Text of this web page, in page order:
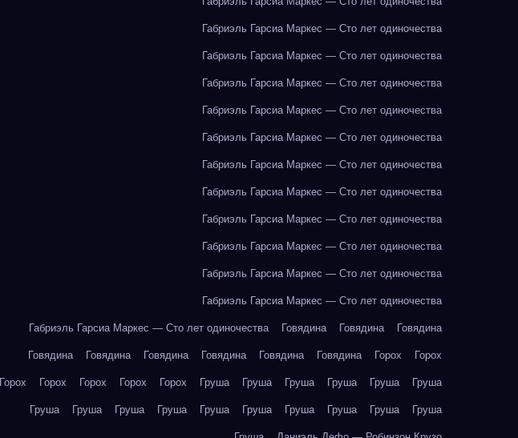
Габриэль Гарсиа Маркес — Сто лет одиночества
Габриэль Гарсиа Маркес — Сто лет одиночества
Габриэль Гарсиа Маркес — Сто лет одиночества
Габриэль Гарсиа Маркес — Сто лет одиночества
Габриэль Гарсиа Маркес — Сто лет одиночества
Габриэль Гарсиа Маркес — Сто лет одиночества
Габриэль Гарсиа Маркес — Сто лет одиночества
Габриэль Гарсиа Маркес — Сто лет одиночества
Габриэль Гарсиа Маркес — Сто лет одиночества
Габриэль Гарсиа Маркес — Сто лет одиночества
Габриэль Гарсиа Маркес — Сто лет одиночества
Габриэль Гарсиа Маркес — Сто лет одиночества Говядина Говядина Говядина
Говядина Говядина Говядина Говядина Говядина Говядина Горох Горох
Горох Горох Горох Горох Горох Груша Груша Груша Груша Груша Груша
Груша Груша Груша Груша Груша Груша Груша Груша Груша Груша